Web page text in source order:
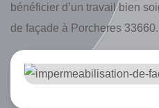
bénéficier d’un travail bien
de façade à Porcheres 33660.